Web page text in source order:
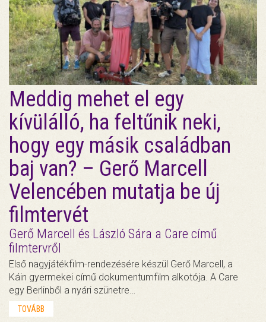
Meddig mehet el egy
kívülálló, ha feltűnik neki,
hogy egy másik családban
baj van? – Gerő Marcell
Velencében mutatja be új
filmtervét
Gerő Marcell és László Sára a Care című
filmtervről
Első nagyjátékfilm-rendezésére készül Gerő Marcell, a
Káin gyermekei című dokumentumfilm alkotója. A Care
egy Berlinből a nyári szünetre…
TOVÁBB